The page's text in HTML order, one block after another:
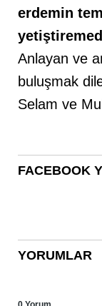
erdemin
Anlayan ve
buluşmak
Selam ve
FACEBOOK
YORUMLAR